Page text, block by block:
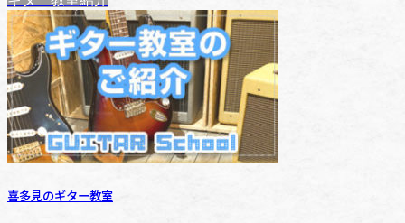
喜多見のギター教室